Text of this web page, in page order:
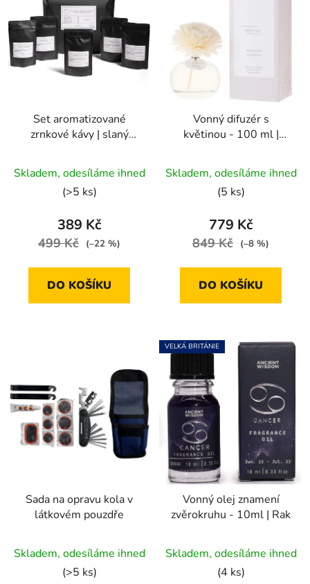
Set aromatizované
zrnkové kávy | slaný
kokos, pumpkin spice a
pralinky
hodnocení
produktu
je
4,9
hvězdiček.
Skladem, odesíláme ihned
(>5 ks)
389 Kč
499 Kč (–22 %)
DO KOŠÍKU
Vonný difuzér s
květinou - 100 ml |
hodnocení
produktu
je
5,0
hvězdiček.
Skladem, odesíláme ihned
(5 ks)
779 Kč
849 Kč (–8 %)
DO KOŠÍKU
Sada na opravu kola v
látkovém pouzdře
hodnocení
produktu
Skladem, odesíláme ihned
(>5 ks)
VELKÁ BRITÁNIE
Vonný olej znamení
zvěrokruhu - 10ml | Rak
Skladem, odesíláme ihned
(4 ks)